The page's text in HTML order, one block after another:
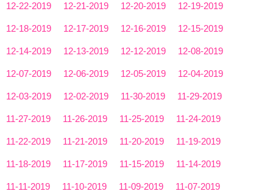
12-22-2019 12-21-2019 12-20-2019 12-19-2019
12-18-2019 12-17-2019 12-16-2019 12-15-2019
12-14-2019 12-13-2019 12-12-2019 12-08-2019
12-07-2019 12-06-2019 12-05-2019 12-04-2019
12-03-2019 12-02-2019 11-30-2019 11-29-2019
11-27-2019 11-26-2019 11-25-2019 11-24-2019
11-22-2019 11-21-2019 11-20-2019 11-19-2019
11-18-2019 11-17-2019 11-15-2019 11-14-2019
11-11-2019 11-10-2019 11-09-2019 11-07-2019